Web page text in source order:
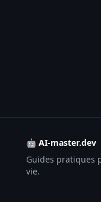
🤖 AI-master.dev
Guides pratiques
vie.